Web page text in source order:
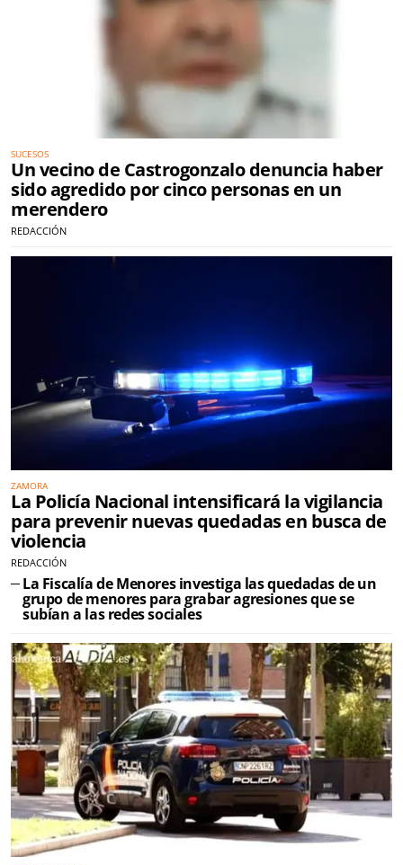
SUCESOS
Un vecino de Castrogonzalo denuncia haber
sido agredido por cinco personas en un
merendero
REDACCIÓN
ZAMORA
La Policía Nacional intensificará la vigilancia
para prevenir nuevas quedadas en busca de
violencia
REDACCIÓN
La Fiscalía de Menores investiga las quedadas de un
grupo de menores para grabar agresiones que se
subían a las redes sociales